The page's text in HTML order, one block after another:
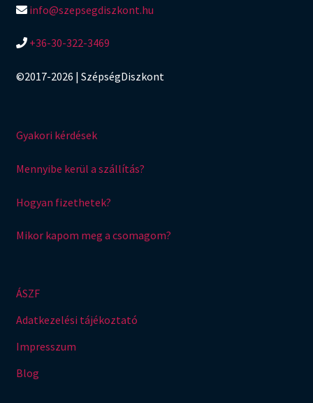
info@szepsegdiszkont.hu
+36-30-322-3469
©2017-2026 | SzépségDiszkont
Gyakori kérdések
Mennyibe kerül a szállítás?
Hogyan fizethetek?
Mikor kapom meg a csomagom?
ÁSZF
Adatkezelési tájékoztató
Impresszum
Blog